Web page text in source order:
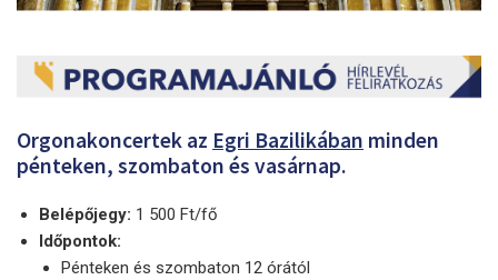
Orgonakoncertek az Egri Bazilikában minden
pénteken, szombaton és vasárnap.
Belépőjegy: 1 500 Ft/fő
Időpontok:
Pénteken és szombaton 12 órától